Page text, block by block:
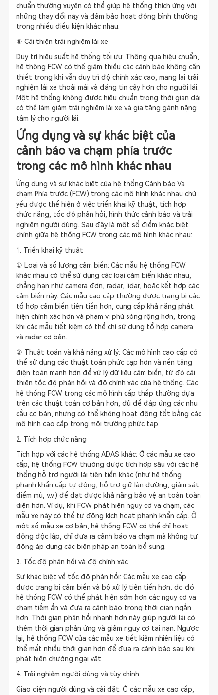
chuẩn thường xuyên có thể giúp hệ thống thích ứng với
những thay đổi này và đảm bảo hoạt động bình thường
trong nhiều điều kiện khác nhau.
⑤ Cải thiện trải nghiệm lái xe
Duy trì hiệu suất hệ thống tối ưu: Thông qua hiệu chuẩn,
hệ thống FCW có thể giảm thiểu các cảnh báo không cần
thiết trong khi vẫn duy trì độ chính xác cao, mang lại trải
nghiệm lái xe thoải mái và đáng tin cậy hơn cho người lái.
Một hệ thống không được hiệu chuẩn trong thời gian dài
có thể làm giảm trải nghiệm lái xe và gia tăng gánh nặng
tâm lý cho người lái.
Ứng dụng và sự khác biệt của
cảnh báo va chạm phía trước
trong các mô hình khác nhau
Ứng dụng và sự khác biệt của hệ thống Cảnh báo Va
chạm Phía trước (FCW) trong các mô hình khác nhau chủ
yếu được thể hiện ở việc triển khai kỹ thuật, tích hợp
chức năng, tốc độ phản hồi, hình thức cảnh báo và trải
nghiệm người dùng. Sau đây là một số điểm khác biệt
chính giữa hệ thống FCW trong các mô hình khác nhau:
1. Triển khai kỹ thuật
① Loại và số lượng cảm biến: Các mẫu hệ thống FCW
khác nhau có thể sử dụng các loại cảm biến khác nhau,
chẳng hạn như camera đơn, radar, lidar, hoặc kết hợp các
cảm biến này. Các mẫu cao cấp thường được trang bị các
tổ hợp cảm biến tiên tiến hơn, cung cấp khả năng phát
hiện chính xác hơn và phạm vi phủ sóng rộng hơn, trong
khi các mẫu tiết kiệm có thể chỉ sử dụng tổ hợp camera
và radar cơ bản.
② Thuật toán và khả năng xử lý: Các mô hình cao cấp có
thể sử dụng các thuật toán phức tạp hơn và nền tảng
điện toán mạnh hơn để xử lý dữ liệu cảm biến, từ đó cải
thiện tốc độ phản hồi và độ chính xác của hệ thống. Các
hệ thống FCW trong các mô hình cấp thấp thường dựa
trên các thuật toán cơ bản hơn, đủ để đáp ứng các nhu
cầu cơ bản, nhưng có thể không hoạt động tốt bằng các
mô hình cao cấp trong môi trường phức tạp.
2. Tích hợp chức năng
Tích hợp với các hệ thống ADAS khác: Ở các mẫu xe cao
cấp, hệ thống FCW thường được tích hợp sâu với các hệ
thống hỗ trợ người lái tiên tiến khác (như hệ thống
phanh khẩn cấp tự động, hỗ trợ giữ làn đường, giám sát
điểm mù, v.v.) để đạt được khả năng bảo vệ an toàn toàn
diện hơn. Ví dụ, khi FCW phát hiện nguy cơ va chạm, các
mẫu xe này có thể tự động kích hoạt phanh khẩn cấp. Ở
một số mẫu xe cơ bản, hệ thống FCW có thể chỉ hoạt
động độc lập, chỉ đưa ra cảnh báo va chạm mà không tự
động áp dụng các biện pháp an toàn bổ sung.
3. Tốc độ phản hồi và độ chính xác
Sự khác biệt về tốc độ phản hồi: Các mẫu xe cao cấp
được trang bị cảm biến và bộ xử lý tiên tiến hơn, do đó
hệ thống FCW có thể phát hiện sớm hơn các nguy cơ va
chạm tiềm ẩn và đưa ra cảnh báo trong thời gian ngắn
hơn. Thời gian phản hồi nhanh hơn này giúp người lái có
thêm thời gian phản ứng và giảm nguy cơ tai nạn. Ngược
lại, hệ thống FCW của các mẫu xe tiết kiệm nhiên liệu có
thể mất nhiều thời gian hơn để đưa ra cảnh báo sau khi
phát hiện chướng ngại vật.
4. Trải nghiệm người dùng và tùy chỉnh
Giao diện người dùng và cài đặt: Ở các mẫu xe cao cấp,